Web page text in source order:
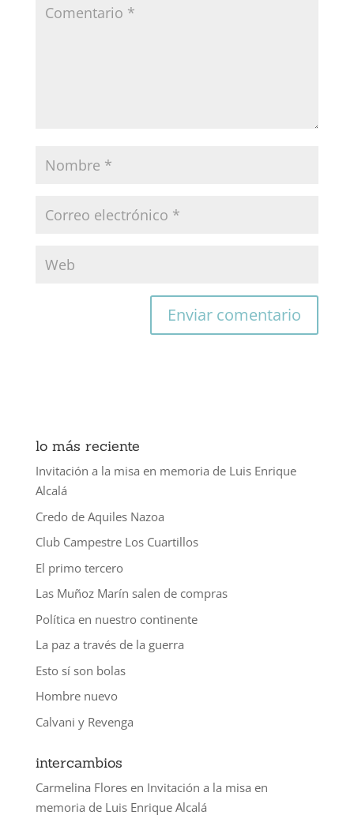
lo más reciente
Invitación a la misa en memoria de Luis Enrique
Alcalá
Credo de Aquiles Nazoa
Club Campestre Los Cuartillos
El primo tercero
Las Muñoz Marín salen de compras
Política en nuestro continente
La paz a través de la guerra
Esto sí son bolas
Hombre nuevo
Calvani y Revenga
intercambios
Carmelina Floresen Invitación a la misa en
memoria de Luis Enrique Alcalá